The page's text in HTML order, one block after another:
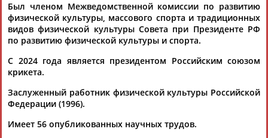
© Стадион, 1998-2026
Разработка и поддержка ООО НАИТ «Стадион»
Был членом Межведомственной комиссии по развитию
физической культуры, массового спорта и традиционных
видов физической культуры Совета при Президенте РФ
по развитию физической культуры и спорта.
С 2024 года является президентом Российским союзом
крикета.
Заслуженный работник физической культуры Российской
Федерации (1996).
Имеет 56 опубликованных научных трудов.